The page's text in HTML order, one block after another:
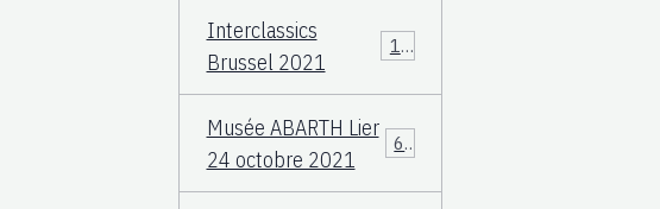
Interclassics
Brussel 2021
17
Musée ABARTH Lier
24 octobre 2021
60